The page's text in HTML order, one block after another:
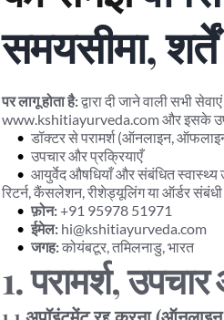
समयसीमा,
पर लागू होता है: द्वारा दी जाने वाली सभी
www.kshitiayurveda.com और इसके
डॉक्टर से परामर्श (ऑनलाइन,
उपचार और प्रक्रियाएँ
आयुर्वेद औषधियाँ और संबंधित स्वास्थ्य
रिटर्न, कैंसलेशन, रीशेड्यूलिंग या ऑर्डर
फ़ोन: +91 95978 51971
ईमेल: hi@kshitiayurveda.com
जगह: कोयंबटूर, तमिलनाडु, भारत
1. परामर्श,